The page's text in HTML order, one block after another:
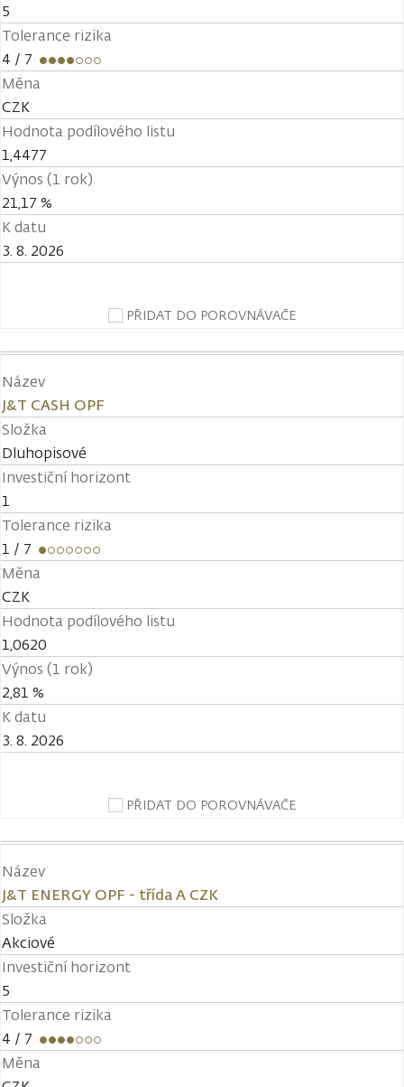
5
Tolerance rizika
4 / 7
Měna
CZK
Hodnota podílového listu
1,4477
Výnos (1 rok)
21,17 %
K datu
3. 8. 2026
PŘIDAT DO POROVNÁVAČE
Název
J&T CASH OPF
Složka
Dluhopisové
Investiční horizont
1
Tolerance rizika
1 / 7
Měna
CZK
Hodnota podílového listu
1,0620
Výnos (1 rok)
2,81 %
K datu
3. 8. 2026
PŘIDAT DO POROVNÁVAČE
Název
J&T ENERGY OPF - třída A CZK
Složka
Akciové
Investiční horizont
5
Tolerance rizika
4 / 7
Měna